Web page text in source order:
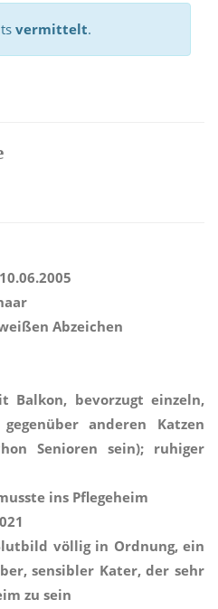
vermittelt.
10.06.2005
Abzeichen
Balkon, bevorzugt einzeln,
anderen Katzen
Senioren sein); ruhiger
ins Pflegeheim
völlig in Ordnung, ein
sensibler Kater, der sehr
zu sein